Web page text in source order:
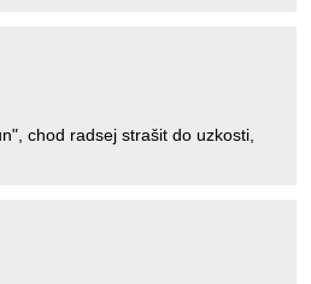
chod radsej strašit do uzkosti,